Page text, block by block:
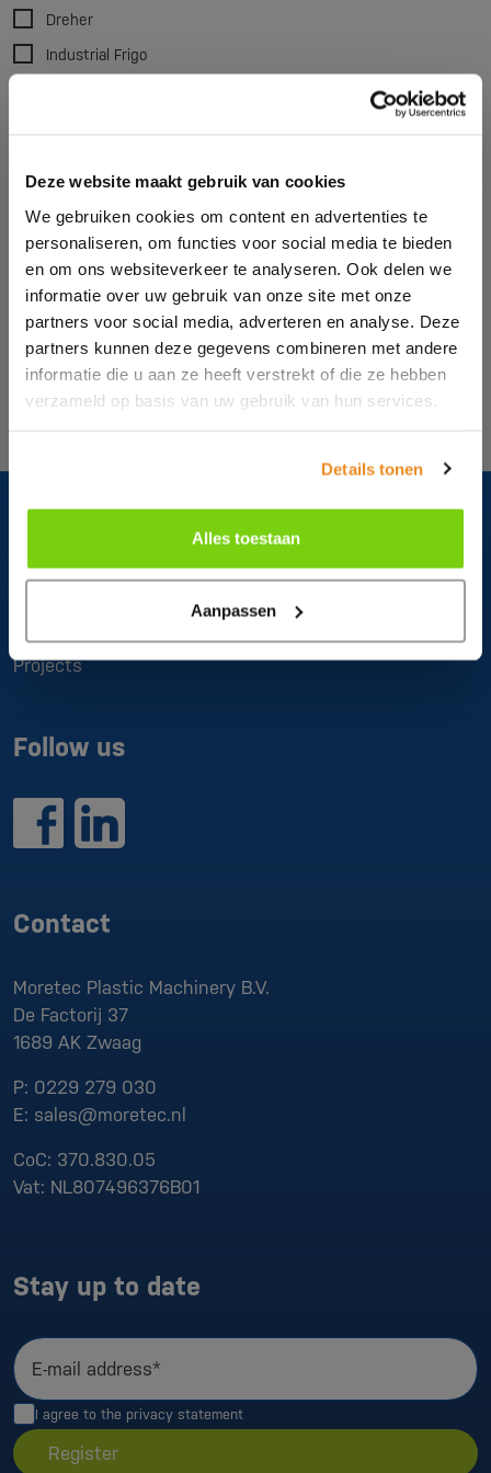
Deze website maakt gebruik van cookies
We gebruiken cookies om content en advertenties te
personaliseren, om functies voor social media te bieden
en om ons websiteverkeer te analyseren. Ook delen we
informatie over uw gebruik van onze site met onze
partners voor social media, adverteren en analyse. Deze
partners kunnen deze gegevens combineren met andere
informatie die u aan ze heeft verstrekt of die ze hebben
verzameld op basis van uw gebruik van hun services.
Details tonen
Alles toestaan
Aanpassen
Dust removal
Pellitizers
Dreher
Industrial Frigo
SchirpMAG
Sysmetric
Vismec
Clear all filters
About us
What do we do
Projects
Follow us
Contact
Moretec Plastic Machinery B.V.
De Factorij 37
1689 AK Zwaag
P: 0229 279 030
E: sales@moretec.nl
CoC: 370.830.05
Vat: NL807496376B01
Stay up to date
E-mail address*
I agree to the privacy statement
Register